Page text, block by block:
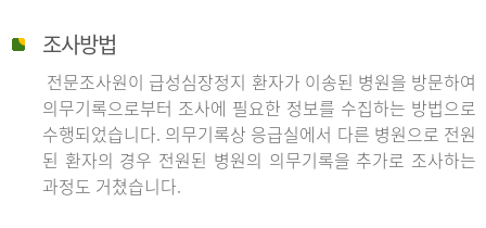
조사방법
전문조사원이 급성심장정지 환자가 이송된 병원을 방문하여
의무기록으로부터 조사에 필요한 정보를 수집하는 방법으로
수행되었습니다. 의무기록상 응급실에서 다른 병원으로 전원
된 환자의 경우 전원된 병원의 의무기록을 추가로 조사하는
과정도 거쳤습니다.